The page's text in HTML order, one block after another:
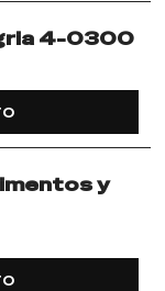
4-0300
y